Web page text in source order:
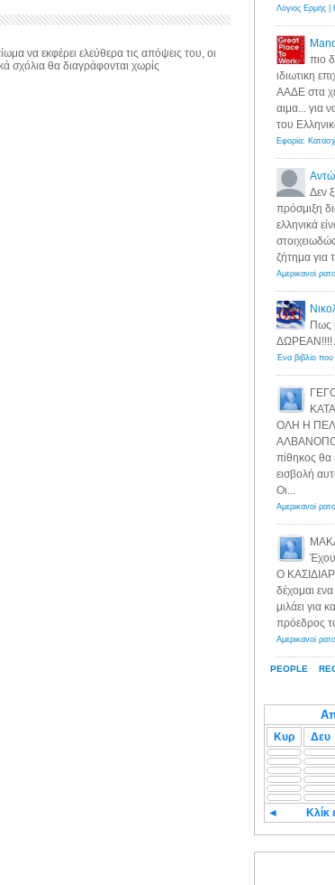
να εκφέρει ελεύθερα τις απόψεις του, οι
σχόλια θα διαγράφονται χωρίς
PEOPLE
πιο
ιδιωτικη
ΑΑΔΕ στα
αιμα... για
του
Δεν
πρόσμιξη
ελληνικά
ζήτημα για
Πως
ΔΩΡΕΑΝ!!!!
ΟΛΗ Η
πίθηκος θα
εισβολή
Οι...
Ο
δέχομαι
μιλάει για
πρόεδρος
Κυρ Δευ
◄ Κλίκ